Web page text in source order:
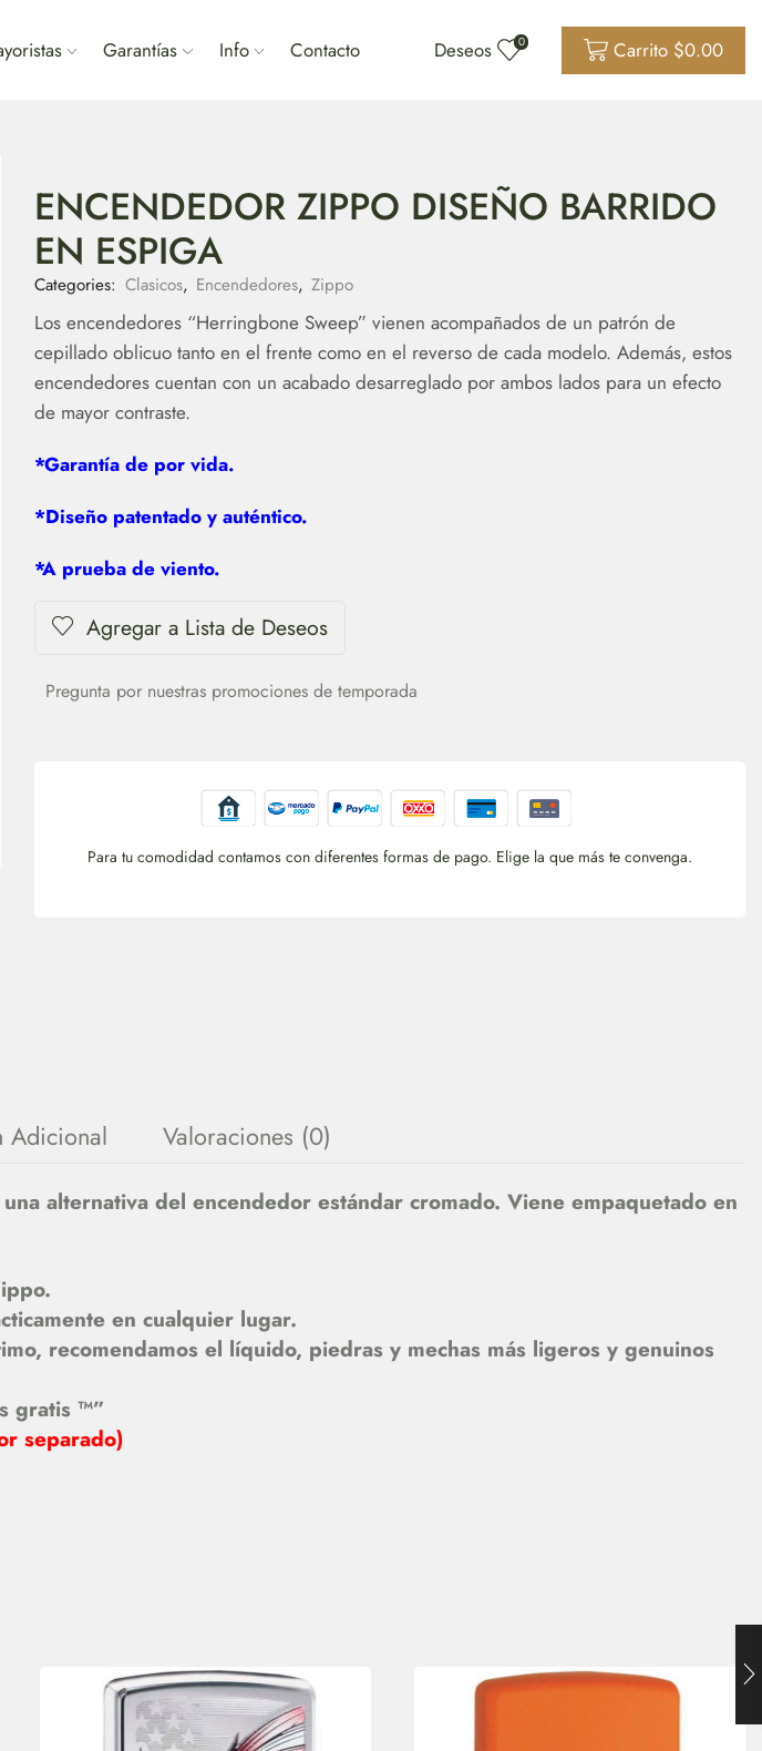
Garantías Info Contacto Deseos 0 Carrito $0.00
ENCENDEDOR ZIPPO DISEÑO BARRIDO
EN ESPIGA
Categories: Clasicos, Encendedores, Zippo
Los encendedores “Herringbone Sweep” vienen acompañados de un patrón de
cepillado oblicuo tanto en el frente como en el reverso de cada modelo. Además, estos
encendedores cuentan con un acabado desarreglado por ambos lados para un efecto
de mayor contraste.
*Garantía de por vida.
*Diseño patentado y auténtico.
*A prueba de viento.
Agregar a Lista de Deseos
Pregunta por nuestras promociones de temporada
Para tu comodidad contamos con diferentes formas de pago. Elige la que más te convenga.
Adicional Valoraciones (0)
alternativa del encendedor estándar cromado. Viene empaquetado en
en cualquier lugar.
recomendamos el líquido, piedras y mechas más ligeros y genuinos
gratis ™”
separado)